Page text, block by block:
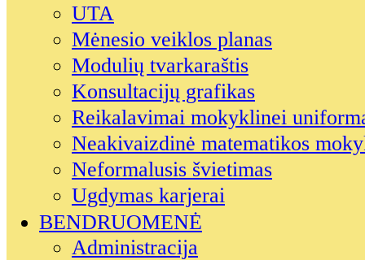
UTA
Mėnesio veiklos planas
Modulių tvarkaraštis
Konsultacijų grafikas
Reikalavimai mokyklinei
Neakivaizdinė matematikos
Neformalusis švietimas
Ugdymas karjerai
BENDRUOMENĖ
Administracija